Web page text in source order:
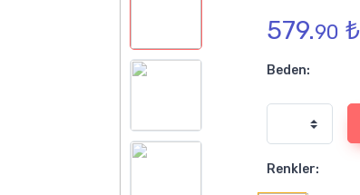
579.90 ₺
Beden:
Renkler: